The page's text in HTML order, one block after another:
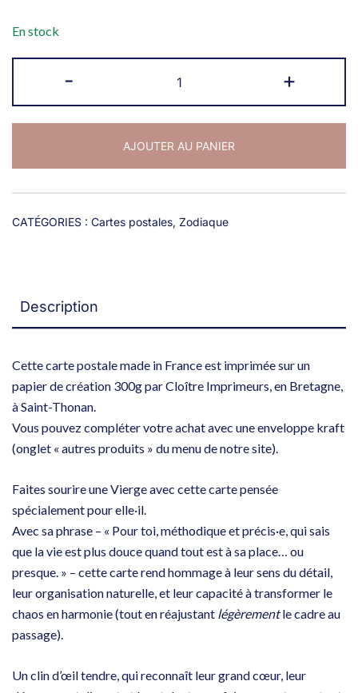
En stock
-
de
Carte
Vierge
+
AJOUTER AU PANIER
CATÉGORIES : Cartes postales, Zodiaque
Description
Cette carte postale made in France est imprimée sur un
papier de création 300g par Cloître Imprimeurs, en Bretagne,
à Saint-Thonan.
Vous pouvez compléter votre achat avec une enveloppe kraft
(onglet « autres produits » du menu de notre site).
Faites sourire une Vierge avec cette carte pensée
spécialement pour elle·il.
Avec sa phrase – « Pour toi, méthodique et précis·e, qui sais
que la vie est plus douce quand tout est à sa place… ou
presque. » – cette carte rend hommage à leur sens du détail,
leur organisation naturelle, et leur capacité à transformer le
chaos en harmonie (tout en réajustant légèrementle cadre au
passage).
Un clin d’œil tendre, qui reconnaît leur grand cœur, leur